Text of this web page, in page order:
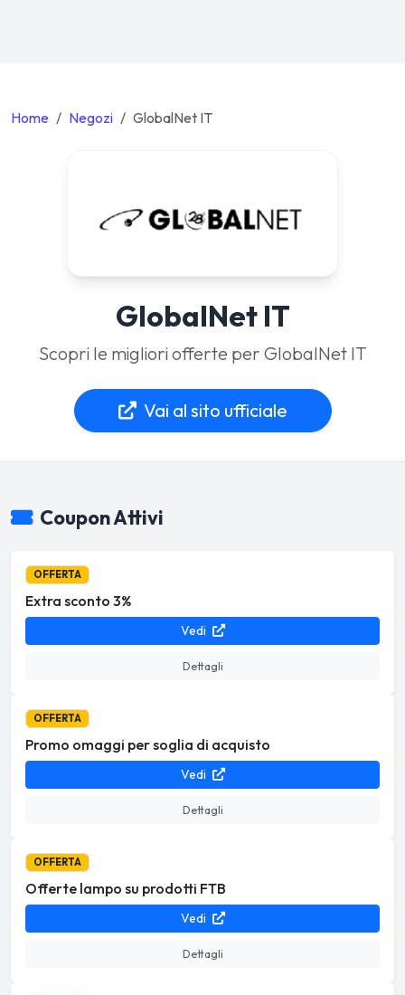
Home Negozi GlobalNet IT
GlobalNet IT
Scopri le migliori offerte per GlobalNet IT
Vai al sito ufficiale
Coupon Attivi
OFFERTA
Extra sconto 3%
Vedi
Dettagli
OFFERTA
Promo omaggi per soglia di acquisto
Vedi
Dettagli
OFFERTA
Offerte lampo su prodotti FTB
Vedi
Dettagli